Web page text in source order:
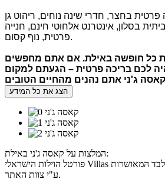
פרטית בחצר, חדרי שינה נוחים, ריהוט גן
בסלון, אינטרנט אלחוטי חינם, חנייה
פרטית, נוף קסום.
כל חופשה באילת. אם אתם מחפשים
לכם בריכה פרטית – הגעתם למקום
קאסה ג'ני אתם נהנים מהחיים הטובים
הצג את כל המידע
המלצות על קאסה ג'ני באילת:
פורטל הוילות הישראלי Villas מפרסם המלצות גולשים בלבד המאושרות
ע"י צוות האתר.